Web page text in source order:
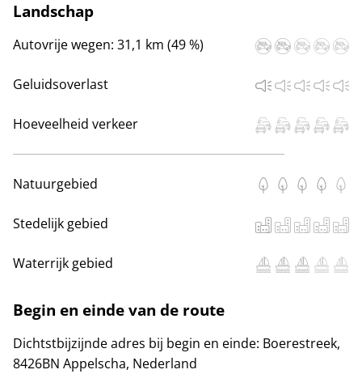
Landschap
Autovrije wegen: 31,1 km (49 %)
Geluidsoverlast
Hoeveelheid verkeer
Natuurgebied
Stedelijk gebied
Waterrijk gebied
Begin en einde van de route
Dichtstbijzijnde adres bij begin en einde: Boerestreek,
8426BN Appelscha, Nederland